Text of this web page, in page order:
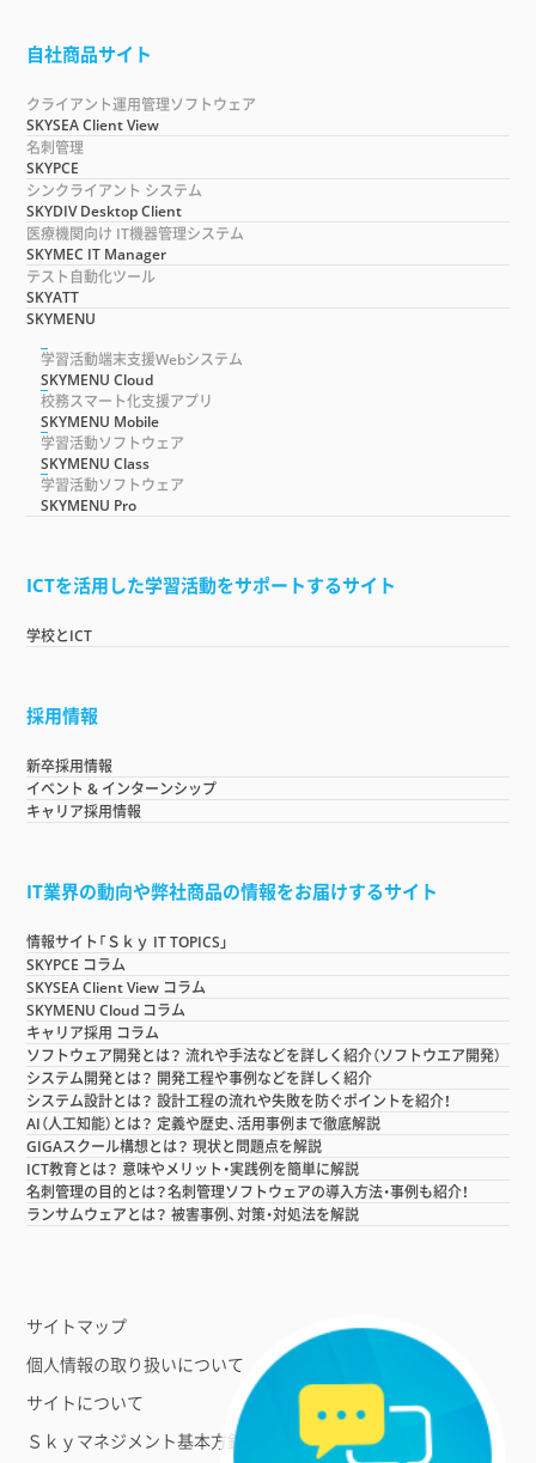
自社商品サイト
クライアント運用管理ソフトウェア
SKYSEA Client View
名刺管理
SKYPCE
シンクライアント システム
SKYDIV Desktop Client
医療機関向け IT機器管理システム
SKYMEC IT Manager
テスト自動化ツール
SKYATT
SKYMENU
学習活動端末支援Webシステム
SKYMENU Cloud
校務スマート化支援アプリ
SKYMENU Mobile
学習活動ソフトウェア
SKYMENU Class
学習活動ソフトウェア
SKYMENU Pro
ICTを活用した学習活動をサポートするサイト
学校とICT
採用情報
新卒採用情報
イベント & インターンシップ
キャリア採用情報
IT業界の動向や弊社商品の情報をお届けするサイト
情報サイト「Ｓｋｙ IT TOPICS」
SKYPCE コラム
SKYSEA Client View コラム
SKYMENU Cloud コラム
キャリア採用 コラム
ソフトウェア開発とは？ 流れや手法などを詳しく紹介（ソフトウエア開発）
システム開発とは？ 開発工程や事例などを詳しく紹介
システム設計とは？ 設計工程の流れや失敗を防ぐポイントを紹介！
AI（人工知能）とは？ 定義や歴史、活用事例まで徹底解説
GIGAスクール構想とは？ 現状と問題点を解説
ICT教育とは？ 意味やメリット・実践例を簡単に解説
名刺管理の目的とは？名刺管理ソフトウェアの導入方法・事例も紹介！
ランサムウェアとは？ 被害事例、対策・対処法を解説
サイトマップ
個人情報の取り扱いについて
サイトについて
Ｓｋｙマネジメント基本方針